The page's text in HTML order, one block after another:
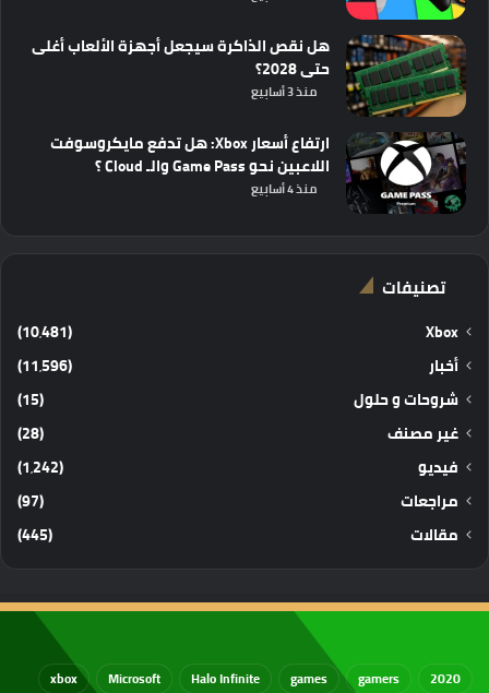
هل نقص الذاكرة سيجعل أجهزة الألعاب أغلى
حتى 2028؟
منذ 3 أسابيع
ارتفاع أسعار Xbox: هل تدفع مايكروسوفت
اللاعبين نحو Game Pass والـ Cloud ؟
منذ 4 أسابيع
تصنيفات
Xbox
(10٬481)
أخبار
(11٬596)
شروحات و حلول
(15)
غير مصنف
(28)
فيديو
(1٬242)
مراجعات
(97)
مقالات
(445)
2020
gamers
games
Halo Infinite
Microsoft
xbox